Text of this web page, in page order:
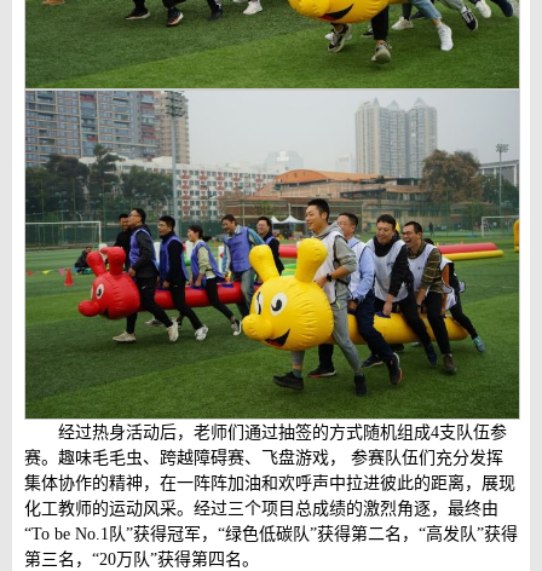
经过热身活动后，老师们通过抽签的方式随机组成4支队伍参
赛。趣味毛毛虫、跨越障碍赛、飞盘游戏， 参赛队伍们充分发挥
集体协作的精神，在一阵阵加油和欢呼声中拉进彼此的距离，展现
化工教师的运动风采。经过三个项目总成绩的激烈角逐，最终由
“To be No.1队”获得冠军，“绿色低碳队”获得第二名，“高发队”获得
第三名，“20万队”获得第四名。